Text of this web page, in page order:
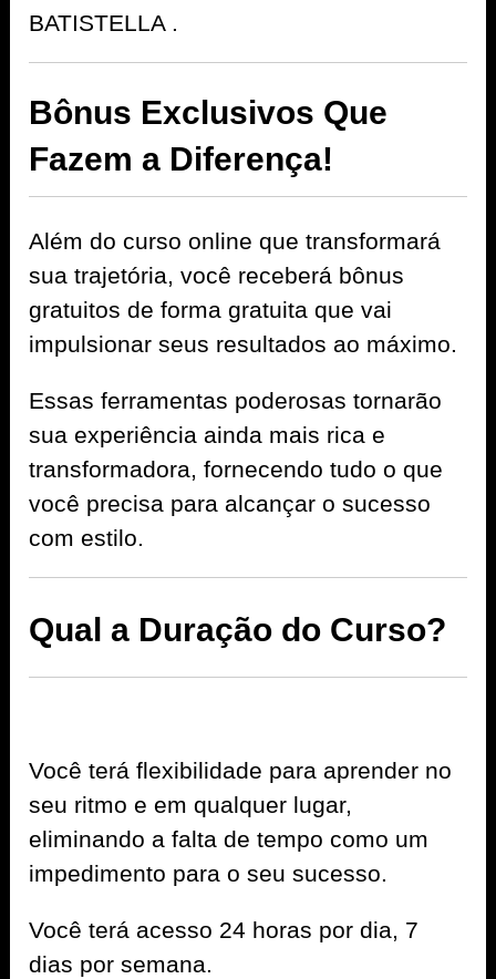
BATISTELLA .
Bônus Exclusivos Que
Fazem a Diferença!
Além do curso online que transformará
sua trajetória, você receberá bônus
gratuitos de forma gratuita que vai
impulsionar seus resultados ao máximo.
Essas ferramentas poderosas tornarão
sua experiência ainda mais rica e
transformadora, fornecendo tudo o que
você precisa para alcançar o sucesso
com estilo.
Qual a Duração do Curso?
Você terá flexibilidade para aprender no
seu ritmo e em qualquer lugar,
eliminando a falta de tempo como um
impedimento para o seu sucesso.
Você terá acesso 24 horas por dia, 7
dias por semana.